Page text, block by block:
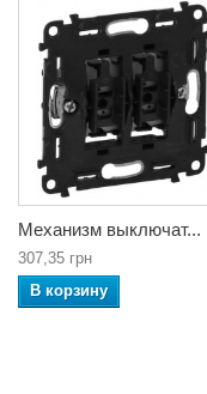
Механизм выключат...
307,35 грн
В корзину